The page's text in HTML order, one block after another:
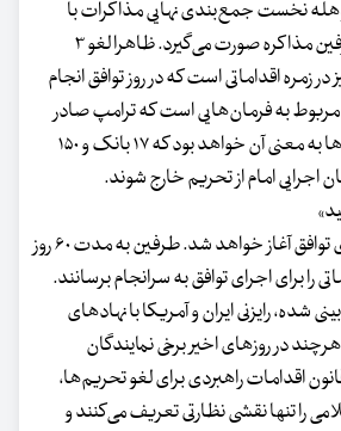
نخست جمع‌بندی نهایی مذاکرات با
حضو وزیران خارجه طرفین مذاکره صورت می‌گیرد. ظاهرا لغو ۳
زمره اقداماتی است که در روز توافق انجام
مربوط به فرمان‌هایی است که ترامپ صادر
کرده بود. لغو این فرمان‌ها به معنی آن خواهد بود که ۱۷ بانک و ۱۵۰
اجرایی امام از تحریم خارج شوند.
اما ماجرای اصلی از فردای توافق آغاز خواهد شد. طرفین به مدت ۶۰ روز
را برای اجرای توافق به سرانجام برسانند.
شده، رایزنی ایران و آمریکا با نهادهای
در روزهای اخیر برخی نمایندگان
اقدامات راهبردی برای لغو تحریم‌ها،
را تنها نقشی نظارتی تعریف می‌کنند و